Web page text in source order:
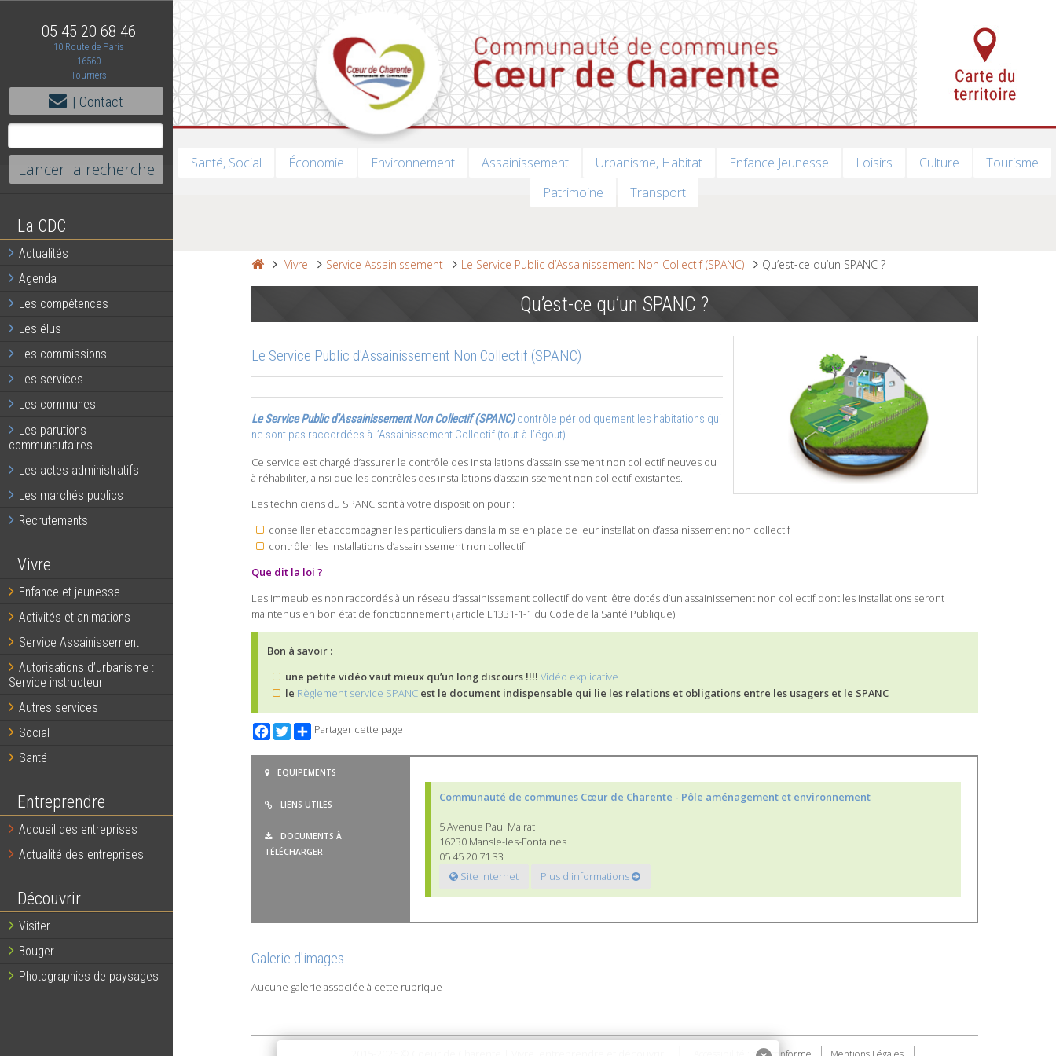
05 45 20 68 46
10 Route de Paris
16560
Tourriers
| Contact
La CDC
Actualités
Agenda
Les compétences
Les élus
Les commissions
Les services
Les communes
Les parutions
communautaires
Les actes administratifs
Les marchés publics
Recrutements
Vivre
Enfance et jeunesse
Activités et animations
Service Assainissement
Autorisations d’urbanisme :
Service instructeur
Autres services
Social
Santé
Entreprendre
Accueil des entreprises
Actualité des entreprises
Découvrir
Visiter
Bouger
Photographies de paysages
Santé, Social Économie Environnement Assainissement Urbanisme, Habitat Enfance Jeunesse Loisirs Culture
Tourisme
Patrimoine
Transport
Vivre Service Assainissement Le Service Public d’Assainissement Non Collectif (SPANC) Qu’est-ce qu’un SPANC ?
Qu’est-ce qu’un SPANC ?
Le Service Public d'Assainissement Non Collectif (SPANC)
Le Service Public d’Assainissement Non Collectif (SPANC)contrôle périodiquement les habitations qui
ne sont pas raccordées à l’Assainissement Collectif (tout-à-l’égout).
Ce service est chargé d’assurer le contrôle des installations d’assainissement non collectif neuves ou
à réhabiliter, ainsi que les contrôles des installations d’assainissement non collectif existantes.
Les techniciens du SPANC sont à votre disposition pour :
conseiller et accompagner les particuliers dans la mise en place de leur installation d’assainissement non collectif
contrôler les installations d’assainissement non collectif
Que dit la loi ?
Les immeubles non raccordés à un réseau d’assainissement collectif doivent être dotés d’un assainissement non collectif dont les installations seront
maintenus en bon état de fonctionnement ( article L1331-1-1 du Code de la Santé Publique).
Bon à savoir :
une petite vidéo vaut mieux qu’un long discours !!!!Vidéo explicative
le Règlement service SPANC est le document indispensable qui lie les relations et obligations entre les usagers et le SPANC
Facebook
TwitterPartager cette page
EQUIPEMENTS
LIENS UTILES
DOCUMENTS À
TÉLÉCHARGER
Communauté de communes Cœur de Charente - Pôle aménagement et environnement
5 Avenue Paul Mairat
16230 Mansle-les-Fontaines
05 45 20 71 33
Site Internet
Plus d'informations
Galerie d'images
Aucune galerie associée à cette rubrique